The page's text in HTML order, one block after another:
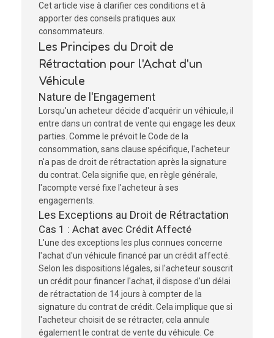
Cet article vise à clarifier ces conditions et à
apporter des conseils pratiques aux
consommateurs.
Les Principes du Droit de
Rétractation pour l'Achat d'un
Véhicule
Nature de l'Engagement
Lorsqu'un acheteur décide d'acquérir un véhicule, il
entre dans un contrat de vente qui engage les deux
parties. Comme le prévoit le Code de la
consommation, sans clause spécifique, l'acheteur
n'a pas de droit de rétractation après la signature
du contrat. Cela signifie que, en règle générale,
l'acompte versé fixe l'acheteur à ses
engagements.
Les Exceptions au Droit de Rétractation
Cas 1 : Achat avec Crédit Affecté
L'une des exceptions les plus connues concerne
l'achat d'un véhicule financé par un crédit affecté.
Selon les dispositions légales, si l'acheteur souscrit
un crédit pour financer l'achat, il dispose d'un délai
de rétractation de 14 jours à compter de la
signature du contrat de crédit. Cela implique que si
l'acheteur choisit de se rétracter, cela annule
également le contrat de vente du véhicule. Ce